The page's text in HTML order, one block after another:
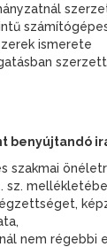
ismerete
benyújtandó
sz.
régebbi